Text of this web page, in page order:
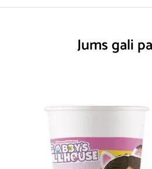
Jums gali